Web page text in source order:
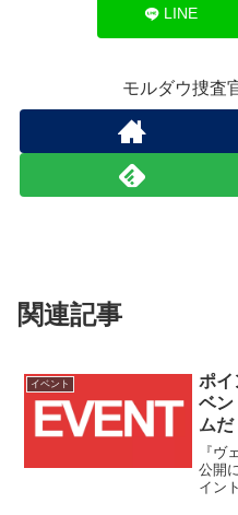
LINE
モルダウ捜査
関連記事
イベント
ポイ
ベン
ムだ
催
『ヴ
公開
イン